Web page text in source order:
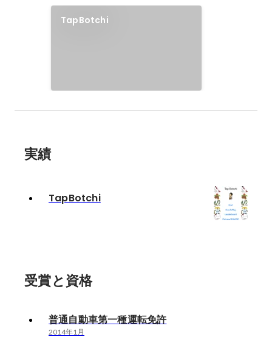
TapBotchi
実績
TapBotchi
受賞と資格
普通自動車第一種運転免許
2014年1月